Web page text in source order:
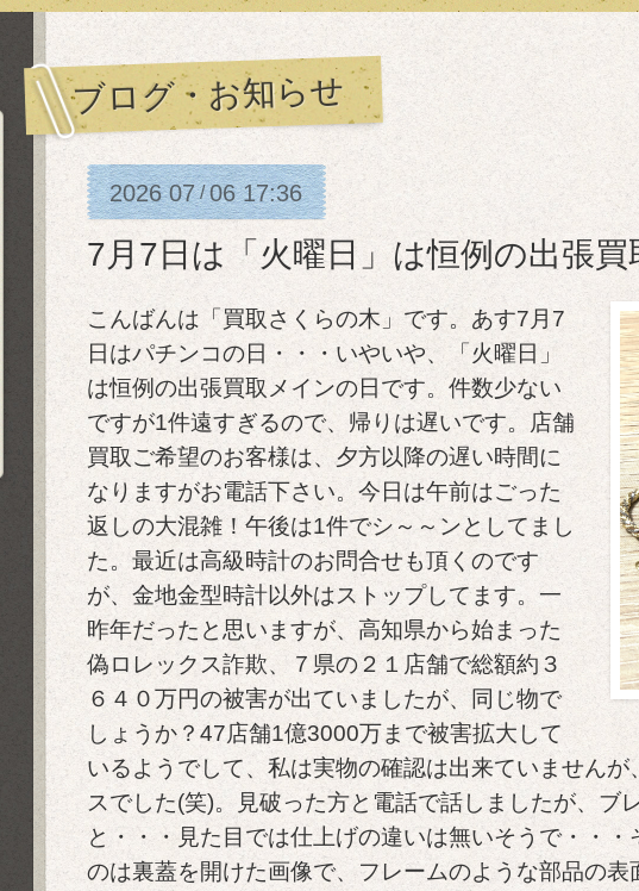
ブログ・お知らせ
2026 07/06 17:36
7月7日は「火曜日」は恒例の出張買
こんばんは「買取さくらの木」です。あす7月7
日はパチンコの日・・・いやいや、「火曜日」
は恒例の出張買取メインの日です。件数少ない
ですが1件遠すぎるので、帰りは遅いです。店舗
買取ご希望のお客様は、夕方以降の遅い時間に
なりますがお電話下さい。今日は午前はごった
返しの大混雑！午後は1件でシ～～ンとしてまし
た。最近は高級時計のお問合せも頂くのです
が、金地金型時計以外はストップしてます。一
昨年だったと思いますが、高知県から始まった
偽ロレックス詐欺、７県の２１店舗で総額約３
６４０万円の被害が出ていましたが、同じ物で
しょうか？47店舗1億3000万まで被害拡大して
いるようでして、私は実物の確認は出来ていません
スでした(笑)。見破った方と電話で話しましたが、ブ
と・・・見た目では仕上げの違いは無いそうで・・
のは裏蓋を開けた画像で、フレームのような部品の